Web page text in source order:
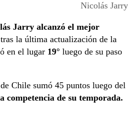
Nicolás Jarry
Jarry alcanzó el mejor
tras la última actualización de la
en el lugar 19° luego de su paso
Chile sumó 45 puntos luego del
competencia de su temporada.